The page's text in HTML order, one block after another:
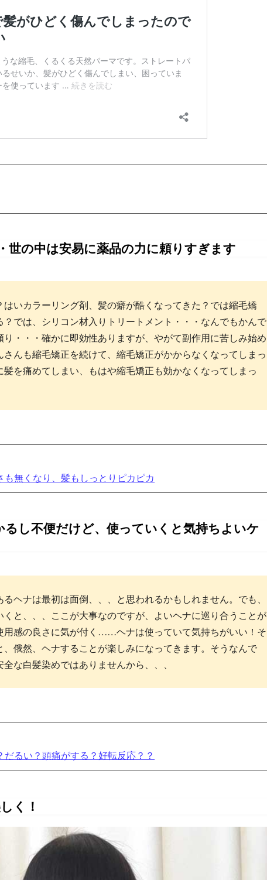
世の中は安易に薬品の力に頼りすぎます
いカラーリング剤、髪の癖が酷くなってきた？では縮毛矯
？では、シリコン材入りトリートメント・・・なんでもかんで
り・・・確かに即効性ありますが、やがて副作用に苦しみ始め
んも縮毛矯正を続けて、縮毛矯正がかからなくなってしまっ
を痛めてしまい、もはや縮毛矯正も効かなくなってしまっ
無くなり、髪もしっとりピカピカ
るし不便だけど、使っていくと気持ちよいケ
ヘナは最初は面倒、、、と思われるかもしれません。でも、
くと、、、ここが大事なのですが、よいヘナに巡り合うことが
用感の良さに気が付く……ヘナは使っていて気持ちがいい！そ
俄然、ヘナすることが楽しみになってきます。そうなんで
な白髪染めではありませんから、、、
るい？頭痛がする？好転反応？？
く！